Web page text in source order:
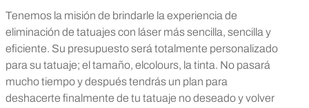
Tenemos la misión de brindarle la experiencia de
eliminación de tatuajes con láser más sencilla, sencilla y
eficiente. Su presupuesto será totalmente personalizado
para su tatuaje; el tamaño, elcolours, la tinta. No pasará
mucho tiempo y después tendrás un plan para
deshacerte finalmente de tu tatuaje no deseado y volver